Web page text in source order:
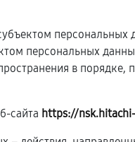
персональных
персональных
в
сайта https://